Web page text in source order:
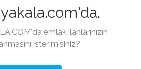
emlak ilanlarınızın
ister misiniz?